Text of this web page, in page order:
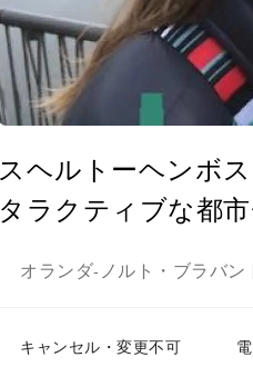
スヘルトーヘンボ
タラクティブな都
オランダ- ノルト・ブラバン
キャンセル・変更不可